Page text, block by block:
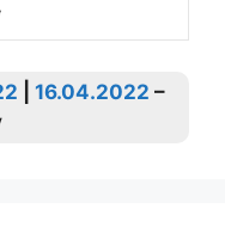
16.04.2022 –